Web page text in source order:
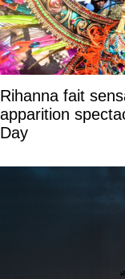
Rihanna fait
apparition
Day